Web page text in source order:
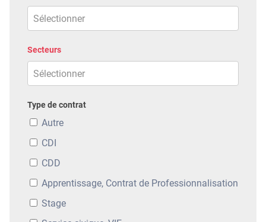
Secteurs
Type de contrat
Autre
CDI
CDD
Apprentissage, Contrat de Professionnalisation
Stage